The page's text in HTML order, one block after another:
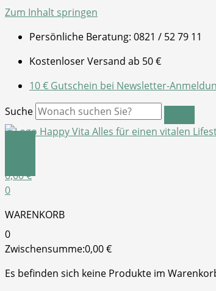
Zum Inhalt springen
Persönliche Beratung: 0821 / 52 79 11
Kostenloser Versand ab 50 €
10 € Gutschein bei Newsletter-
Suche
0,00€
0
WARENKORB
0
Zwischensumme:0,00€
Es befinden sich keine Produkte im